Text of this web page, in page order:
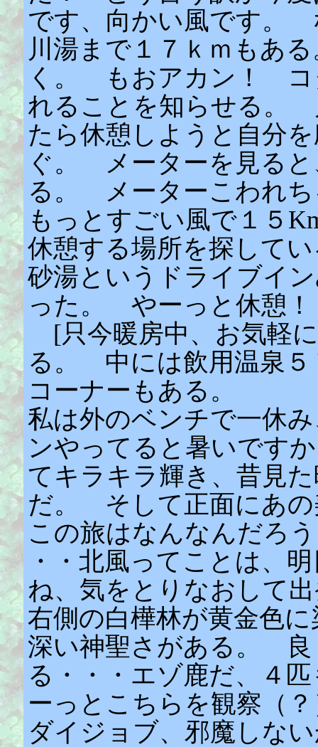
です、向かい風です。
川湯まで１７ｋｍもあ
く。 もおアカン！ コ
れることを知らせる。
たら休憩しようと自分
ぐ。 メーターを見ると
る。 メーターこわれ
もっとすごい風で１５
休憩する場所を探して
砂湯というドライブイ
った。 やーっと休憩！
[只今暖房中、お気軽
る。 中には飲用温泉
コーナーもある。
私は外のベンチで一休
ンやってると暑いで
てキラキラ輝き、昔見
だ。 そして正面にあの
この旅はなんなんだろ
・・北風ってことは、
ね、気をとりなおして
右側の白樺林が黄金色
深い神聖さがある。 良
る・・・エゾ鹿だ、４
ーっとこちらを観察（
ダイジョブ、邪魔しな